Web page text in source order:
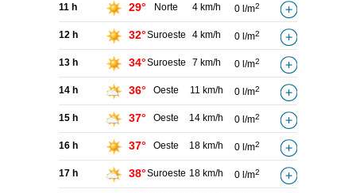
11 h 29° Norte 4 km/h 0 l/m2
12 h 32°Suroeste 4 km/h 0 l/m2
13 h 34°Suroeste 7 km/h 0 l/m2
14 h 36° Oeste 11 km/h 0 l/m2
15 h 37° Oeste 14 km/h 0 l/m2
16 h 37° Oeste 18 km/h 0 l/m2
17 h 38°Suroeste 18 km/h 0 l/m2